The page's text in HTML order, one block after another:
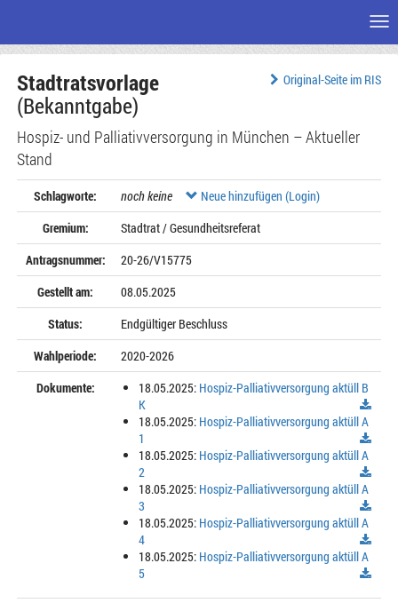
Seiteninhalt
Original-Seite im RIS
Stadtratsvorlage
(Bekanntgabe)
Hospiz- und Palliativversorgung in München – Aktueller
Stand
Schlagworte: noch keine
Neue hinzufügen (Login)
Gremium:
Stadtrat / Gesundheitsreferat
Antragsnummer:
20-26/V15775
Gestellt am:
08.05.2025
Status:
Endgültiger Beschluss
Wahlperiode:
2020-2026
Dokumente:
18.05.2025: Hospiz-Palliativversorgung aktüll B
K
18.05.2025: Hospiz-Palliativversorgung aktüll A
1
18.05.2025: Hospiz-Palliativversorgung aktüll A
2
18.05.2025: Hospiz-Palliativversorgung aktüll A
3
18.05.2025: Hospiz-Palliativversorgung aktüll A
4
18.05.2025: Hospiz-Palliativversorgung aktüll A
5